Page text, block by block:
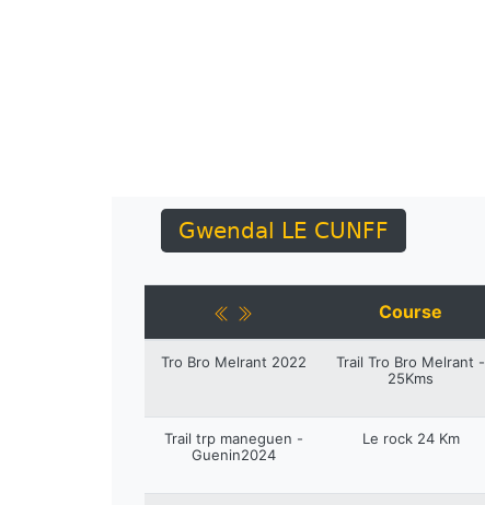
Gwendal LE CUNFF
Course
Tro Bro Melrant 2022
Trail Tro Bro Melrant -
25Kms
Trail trp maneguen -
Guenin2024
Le rock 24 Km